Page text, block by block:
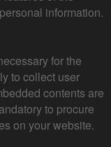
information.
for the
to collect user
contents are
to procure
on your website.